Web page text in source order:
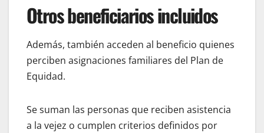
Otros beneficiarios incluidos
Además, también acceden al beneficio quienes
perciben asignaciones familiares del Plan de
Equidad.
Se suman las personas que reciben asistencia
a la vejez o cumplen criterios definidos por